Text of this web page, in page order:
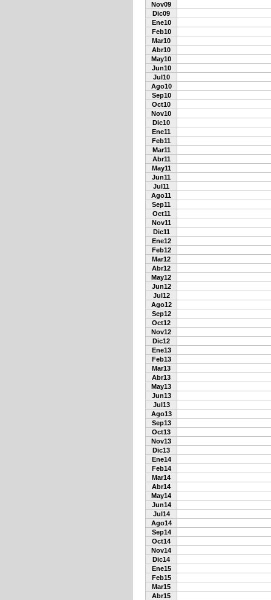
Nov09
Dic09
Ene10
Feb10
Mar10
Abr10
May10
Jun10
Jul10
Ago10
Sep10
Oct10
Nov10
Dic10
Ene11
Feb11
Mar11
Abr11
May11
Jun11
Jul11
Ago11
Sep11
Oct11
Nov11
Dic11
Ene12
Feb12
Mar12
Abr12
May12
Jun12
Jul12
Ago12
Sep12
Oct12
Nov12
Dic12
Ene13
Feb13
Mar13
Abr13
May13
Jun13
Jul13
Ago13
Sep13
Oct13
Nov13
Dic13
Ene14
Feb14
Mar14
Abr14
May14
Jun14
Jul14
Ago14
Sep14
Oct14
Nov14
Dic14
Ene15
Feb15
Mar15
Abr15